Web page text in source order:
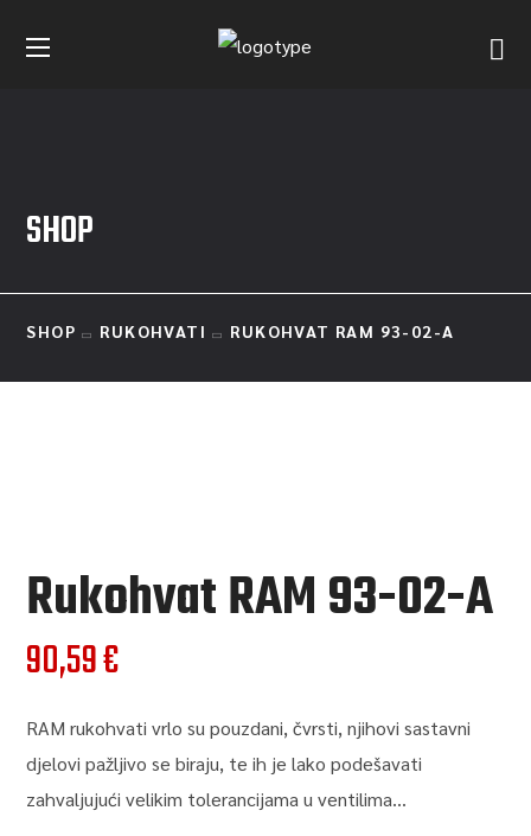
SHOP
SHOP RUKOHVATI RUKOHVAT RAM 93-02-A
Rukohvat RAM 93-02-A
90,59€
RAM rukohvati vrlo su pouzdani, čvrsti, njihovi sastavni
djelovi pažljivo se biraju, te ih je lako podešavati
zahvaljujući velikim tolerancijama u ventilima…